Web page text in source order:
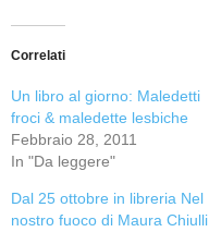
Correlati
Un libro al giorno: Maledetti
froci & maledette lesbiche
Febbraio 28, 2011
In "Da leggere"
Dal 25 ottobre in libreria Nel
nostro fuoco di Maura Chiulli